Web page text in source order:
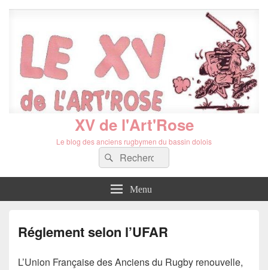
XV de l'Art'Rose
Le blog des anciens rugbymen du bassin dolois
Recherche :
Rechercher
Menu
Réglement selon l’UFAR
L’Union Française des Anciens du Rugby renouvelle,